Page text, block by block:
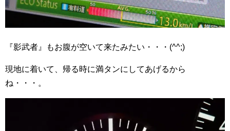
『影武者』もお腹が空いて来たみたい・・・(^^;)
現地に着いて、帰る時に満タンにしてあげるから
ね・・・。